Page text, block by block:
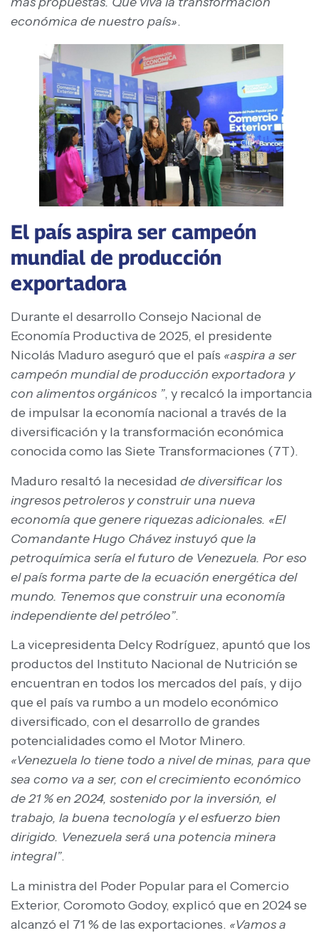
económica de nuestro país».
El país aspira ser campeón
mundial de producción
exportadora
Durante el desarrollo Consejo Nacional de
Economía Productiva de 2025, el presidente
Nicolás Maduro aseguró que el país «aspira a ser
campeón mundial de producción exportadora y
con alimentos orgánicos ”, y recalcó la importancia
de impulsar la economía nacional a través de la
diversificación y la transformación económica
conocida como las Siete Transformaciones (7T).
Maduro resaltó la necesidad de diversificar los
ingresos petroleros y construir una nueva
economía que genere riquezas adicionales. «El
Comandante Hugo Chávez instuyó que la
petroquímica sería el futuro de Venezuela. Por eso
el país forma parte de la ecuación energética del
mundo. Tenemos que construir una economía
independiente del petróleo”.
La vicepresidenta Delcy Rodríguez, apuntó que los
productos del Instituto Nacional de Nutrición se
encuentran en todos los mercados del país, y dijo
que el país va rumbo a un modelo económico
diversificado, con el desarrollo de grandes
potencialidades como el Motor Minero.
«Venezuela lo tiene todo a nivel de minas, para que
sea como va a ser, con el crecimiento económico
de 21 % en 2024, sostenido por la inversión, el
trabajo, la buena tecnología y el esfuerzo bien
dirigido. Venezuela será una potencia minera
integral”.
La ministra del Poder Popular para el Comercio
Exterior, Coromoto Godoy, explicó que en 2024 se
alcanzó el 71 % de las exportaciones. «Vamos a